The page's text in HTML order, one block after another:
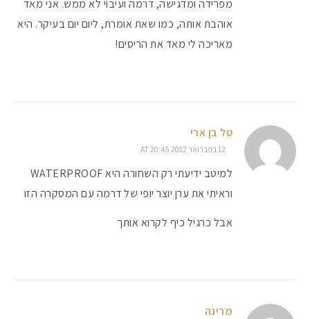
מפרידה ומדגישה, דרמה ועיבוי לא ממש. אני מאד
אוהבת אותה, כמו שאת אומרת, ליום יום בעיקר. היא
מאריכה לי מאד את הריסים!
טל בן ארי
12 בפברואר 2012 AT 20:45
למיטב ידיעתי רק השחורה היא WATERPROOF
וראיתי את ערן יוצר יופי של דרמה עם המסקרה הזו
אבל כרגיל כיף לקרוא אותך
מרינה